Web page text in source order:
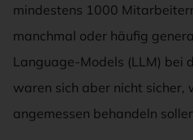
mindestens 1000
manchmal oder häufig
Language-Models (LLM) bei
waren sich aber nicht sicher,
angemessen behandeln